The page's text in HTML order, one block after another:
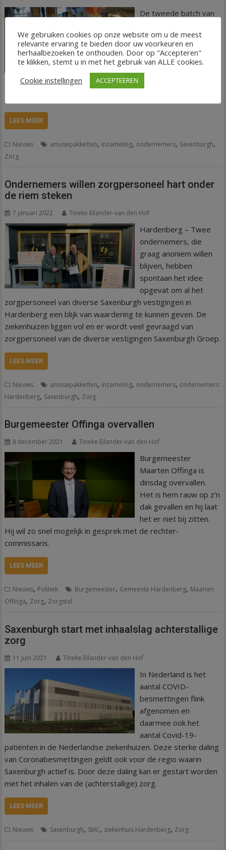
De tweede batch van
Borrel/Amuse Boxen
van Dos Pimientos en
Jaap’s Kitchen is
onlangs overgedragen
aan de logistieke afdeling van Saxenburgh. Daarmee is de
LEES MEER
Nieuws amusepakketten, inzameling, ondernemers, Saxenburgh,
Zorg
Ondernemers willen zorgpersoneel hart onder
de riem steken
7 januari 2022 Tineke Eilander-van den Hof
Hardenberg – Twee
ondernemers, die
graag anoniem willen
blijven, hebben
spontaan het idee
opgevat om al het
zorgpersoneel van diverse Saxenburgh vestigingen in
Hardenberg een blijk van waardering te kunnen geven. De
ziekenhuizen liggen vol en er wordt veel gevraagd van
zorgpersoneel van de diverse vestigingen Saxenburgh Groep.
LEES MEER
Nieuws amusepakketten, inzameling, ondernemers, ondernemers
Hardenberg, Saxenburgh, Zorg
Burgemeester Offinga overvallen
8 december 2021 Tineke Eilander-van den Hof
Burgemeester
Maarten Offinga is
dinsdag overvallen.
Het is hem rauw op z’n
dak gevallen en hij laat
het er niet bij zitten.
Hij wil zo snel mogelijk in gesprek met de rechter-
commissaris.
LEES MEER
Nieuws, Politiek Burgemeester, Gemeente Hardenberg, Maarten
Offinga, Zorg, Zorgstal
Saxenburgh start met inhaalslag achterstallige
zorg
11 juni 2021 Tineke Eilander-van den Hof
In Nederland is het
aantal COVID-
besmettingen flink
afgenomen en
daarmee ook het
aantal Covid-19-
patiënten in de Nederlandse ziekenhuizen. Deze sterke daling
van Coronabesmettingen geldt ook voor de regio waarin
Saxenburgh actief is. Door deze daling kan er gestart worden
met het inhalen van de (achterstallige) zorg.
LEES MEER
Nieuws Saxenburgh, SMC, ziekenhuis Hardenberg, Zorg
We gebruiken cookies op onze website om u de meest
relevante ervaring te bieden door uw voorkeuren en
herhaalbezoeken te onthouden. Door op "Accepteren"
te klikken, stemt u in met het gebruik van ALLE cookies.
Cookie instellingen
ACCEPTEEREN